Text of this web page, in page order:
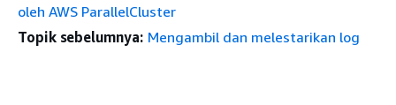
oleh AWS ParallelCluster
Topik sebelumnya: Mengambil dan melestarikan log